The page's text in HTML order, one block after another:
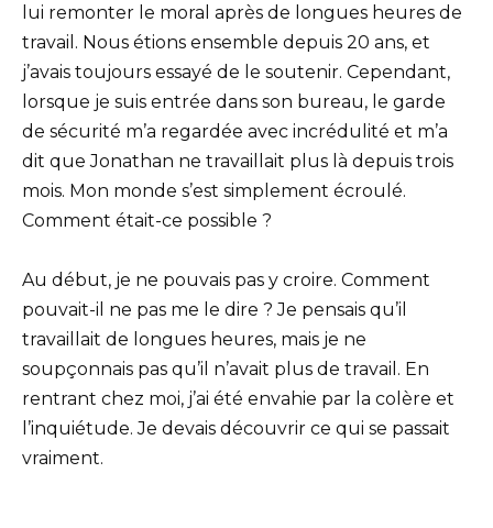
lui remonter le moral après de longues heures de
travail. Nous étions ensemble depuis 20 ans, et
j’avais toujours essayé de le soutenir. Cependant,
lorsque je suis entrée dans son bureau, le garde
de sécurité m’a regardée avec incrédulité et m’a
dit que Jonathan ne travaillait plus là depuis trois
mois. Mon monde s’est simplement écroulé.
Comment était-ce possible ?
Au début, je ne pouvais pas y croire. Comment
pouvait-il ne pas me le dire ? Je pensais qu’il
travaillait de longues heures, mais je ne
soupçonnais pas qu’il n’avait plus de travail. En
rentrant chez moi, j’ai été envahie par la colère et
l’inquiétude. Je devais découvrir ce qui se passait
vraiment.